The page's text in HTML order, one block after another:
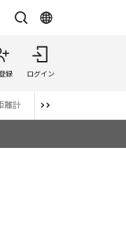
録 ログイン
離計 写真集